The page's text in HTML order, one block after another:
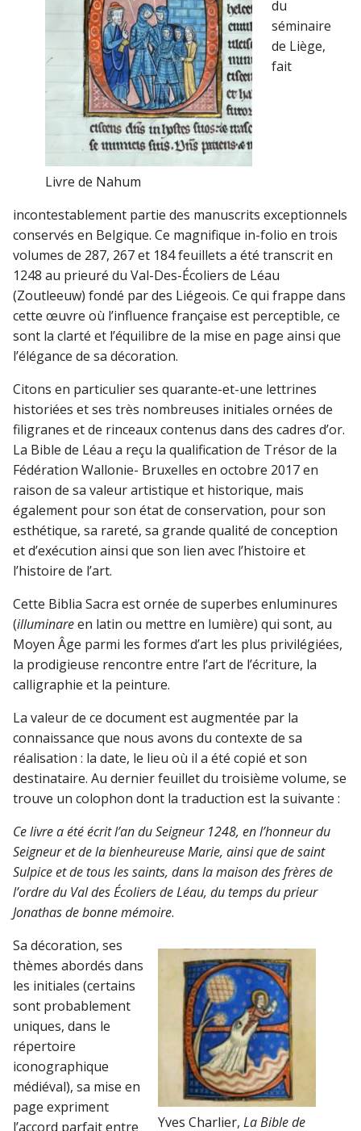
Livre de Nahum
du
séminaire
de Liège,
fait
incontestablement partie des manuscrits exceptionnels
conservés en Belgique. Ce magnifique in-folio en trois
volumes de 287, 267 et 184 feuillets a été transcrit en
1248 au prieuré du Val-Des-Écoliers de Léau
(Zoutleeuw) fondé par des Liégeois. Ce qui frappe dans
cette œuvre où l’influence française est perceptible, ce
sont la clarté et l’équilibre de la mise en page ainsi que
l’élégance de sa décoration.
Citons en particulier ses quarante-et-une lettrines
historiées et ses très nombreuses initiales ornées de
filigranes et de rinceaux contenus dans des cadres d’or.
La Bible de Léau a reçu la qualification de Trésor de la
Fédération Wallonie- Bruxelles en octobre 2017 en
raison de sa valeur artistique et historique, mais
également pour son état de conservation, pour son
esthétique, sa rareté, sa grande qualité de conception
et d’exécution ainsi que son lien avec l’histoire et
l’histoire de l’art.
Cette Biblia Sacra est ornée de superbes enluminures
(illuminareen latin ou mettre en lumière) qui sont, au
Moyen Âge parmi les formes d’art les plus privilégiées,
la prodigieuse rencontre entre l’art de l’écriture, la
calligraphie et la peinture.
La valeur de ce document est augmentée par la
connaissance que nous avons du contexte de sa
réalisation : la date, le lieu où il a été copié et son
destinataire. Au dernier feuillet du troisième volume, se
trouve un colophon dont la traduction est la suivante :
Ce livre a été écrit l’an du Seigneur 1248, en l’honneur du
Seigneur et de la bienheureuse Marie, ainsi que de saint
Sulpice et de tous les saints, dans la maison des frères de
l’ordre du Val des Écoliers de Léau, du temps du prieur
Jonathas de bonne mémoire.
Yves Charlier, La Bible de
Sa décoration, ses
thèmes abordés dans
les initiales (certains
sont probablement
uniques, dans le
répertoire
iconographique
médiéval), sa mise en
page expriment
l’accord parfait entre